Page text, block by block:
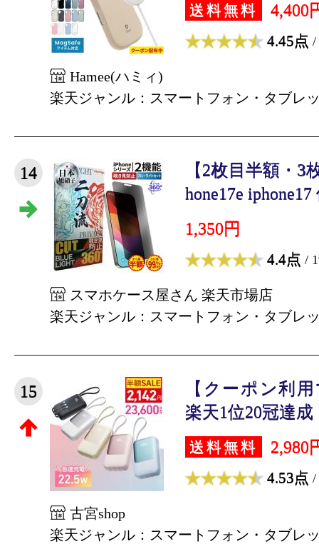
送料無料 4,400
4.45点 /
Hamee(ハミィ)
楽天ジャンル：スマートフォン・タブレ
14
【2枚目半額・3
hone17e iphone17
1,350円
4.4点 /
スマホケース屋さん 楽天市場店
楽天ジャンル：スマートフォン・タブレ
15
【クーポン利
楽天1位20冠達
送料無料 2,980
4.53点 /
古宮shop
楽天ジャンル：スマートフォン・タブレ